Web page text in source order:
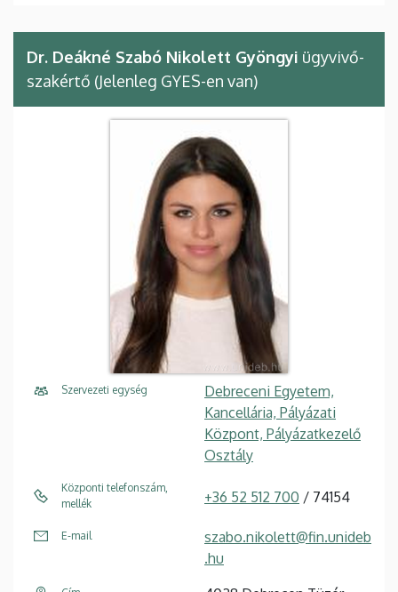
Dr. Deákné Szabó Nikolett Gyöngyi ügyvivő-
szakértő (Jelenleg GYES-en van)
Szervezeti egység
Debreceni Egyetem,
Kancellária, Pályázati
Központ, Pályázatkezelő
Osztály
Központi telefonszám,
mellék
+36 52 512 700 / 74154
E-mail
szabo.nikolett@fin.unideb
.hu